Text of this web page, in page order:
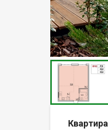
Квартира